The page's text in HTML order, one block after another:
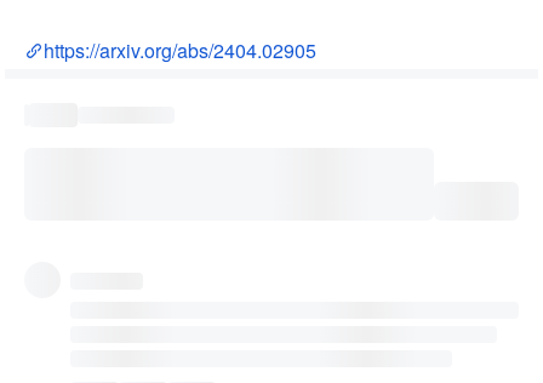
https://arxiv.org/abs/2404.02905